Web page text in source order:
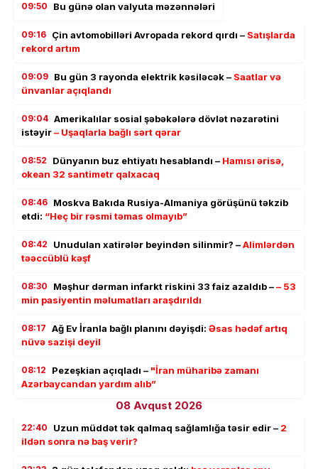
09:50 Bu günə olan valyuta məzənnələri
09:16 Çin avtomobilləri Avropada rekord qırdı – Satışlarda
rekord artım
09:09 Bu gün 3 rayonda elektrik kəsiləcək – Saatlar və
ünvanlar açıqlandı
09:04 Amerikalılar sosial şəbəkələrə dövlət nəzarətini
istəyir– Uşaqlarla bağlı sərt qərar
08:52 Dünyanın buz ehtiyatı hesablandı – Hamısı ərisə,
okean 32 santimetr qalxacaq
08:46 Moskva Bakıda Rusiya-Almaniya görüşünü təkzib
etdi: “Heç bir rəsmi təmas olmayıb”
08:42 Unudulan xatirələr beyindən silinmir? –Alimlərdən
təəccüblü kəşf
08:30 Məşhur dərman infarkt riskini 33 faiz azaldıb –– 53
min pasiyentin məlumatları araşdırıldı
08:17 Ağ Ev İranla bağlı planını dəyişdi: Əsas hədəf artıq
nüvə sazişi deyil
08:12 Pezeşkian açıqladı – "İran müharibə zamanı
Azərbaycandan yardım alıb”
08 Avqust 2026
22:40 Uzun müddət tək qalmaq sağlamlığa təsir edir – 2
ildən sonra nə baş verir?